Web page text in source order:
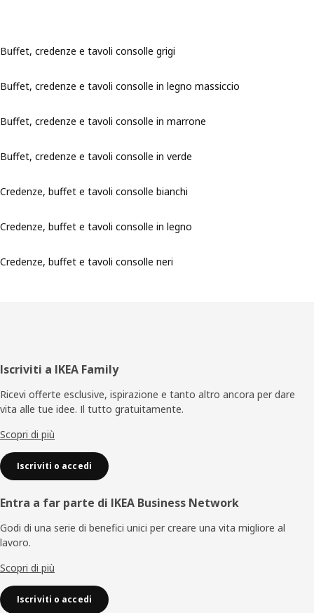
Buffet, credenze e tavoli consolle grigi
Buffet, credenze e tavoli consolle in legno massiccio
Buffet, credenze e tavoli consolle in marrone
Buffet, credenze e tavoli consolle in verde
Credenze, buffet e tavoli consolle bianchi
Credenze, buffet e tavoli consolle in legno
Credenze, buffet e tavoli consolle neri
Piè
di
pagina
Iscriviti a IKEA Family
Ricevi offerte esclusive, ispirazione e tanto altro ancora per dare
vita alle tue idee. Il tutto gratuitamente.
Scopri di più
Iscriviti o accedi
Entra a far parte di IKEA Business Network
Godi di una serie di benefici unici per creare una vita migliore al
lavoro.
Scopri di più
Iscriviti o accedi